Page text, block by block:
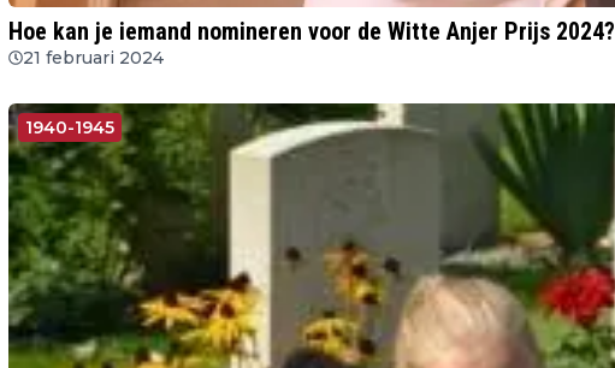
Hoe kan je iemand nomineren voor de Witte Anjer Prijs 2024?
21 februari 2024
1940-1945